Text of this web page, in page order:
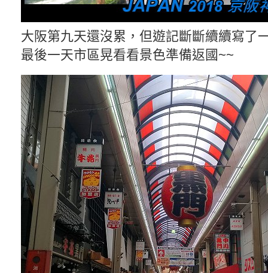
大阪第九天還沒累，但遊記斷斷續續寫了
最後一天市區晃看看景色準備返國~~